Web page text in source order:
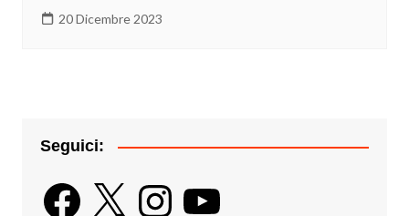
20 Dicembre 2023
Seguici:
Facebook
X InstagramYouTube